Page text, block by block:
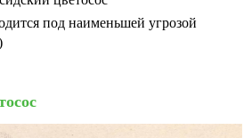
под наименьшей угрозой